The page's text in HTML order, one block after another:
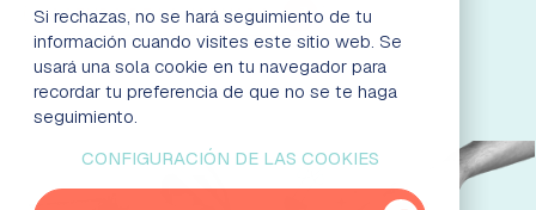
Si rechazas, no se hará seguimiento de tu
información cuando visites este sitio web. Se
usará una sola cookie en tu navegador para
recordar tu preferencia de que no se te haga
seguimiento.
CONFIGURACIÓN DE LAS COOKIES
RESERVAR PLAZA VISITAR ESCUELA
BLOG
EMPRESAS
AGENDA DE LA JORNADA